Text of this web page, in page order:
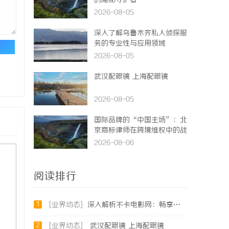
2026-08-05
深入了解乌鲁木齐私人侦探服
务的专业性与应用领域
2026-08-05
武汉配眼镜 上海配眼镜
2026-08-05
国际品牌的“中国主场”：北
京商标律师在跨境维权中的战
略支点
2026-08-06
阅读排行
1 [业界动态] 深入解析不卡电影网：畅享高清影视体验的最佳选择
2 [业界动态] 武汉配眼镜 上海配眼镜